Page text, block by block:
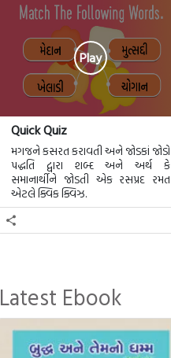
Play
Quick Quiz
મગજને કસરત કરાવતી અને જોડકાં જોડો
પદ્ધતિ દ્વારા શબ્દ અને અર્થ કે
સમાનાર્થીને જોડતી એક રસપ્રદ રમત
એટલે ક્વિક ક્વિઝ.
Latest Ebook